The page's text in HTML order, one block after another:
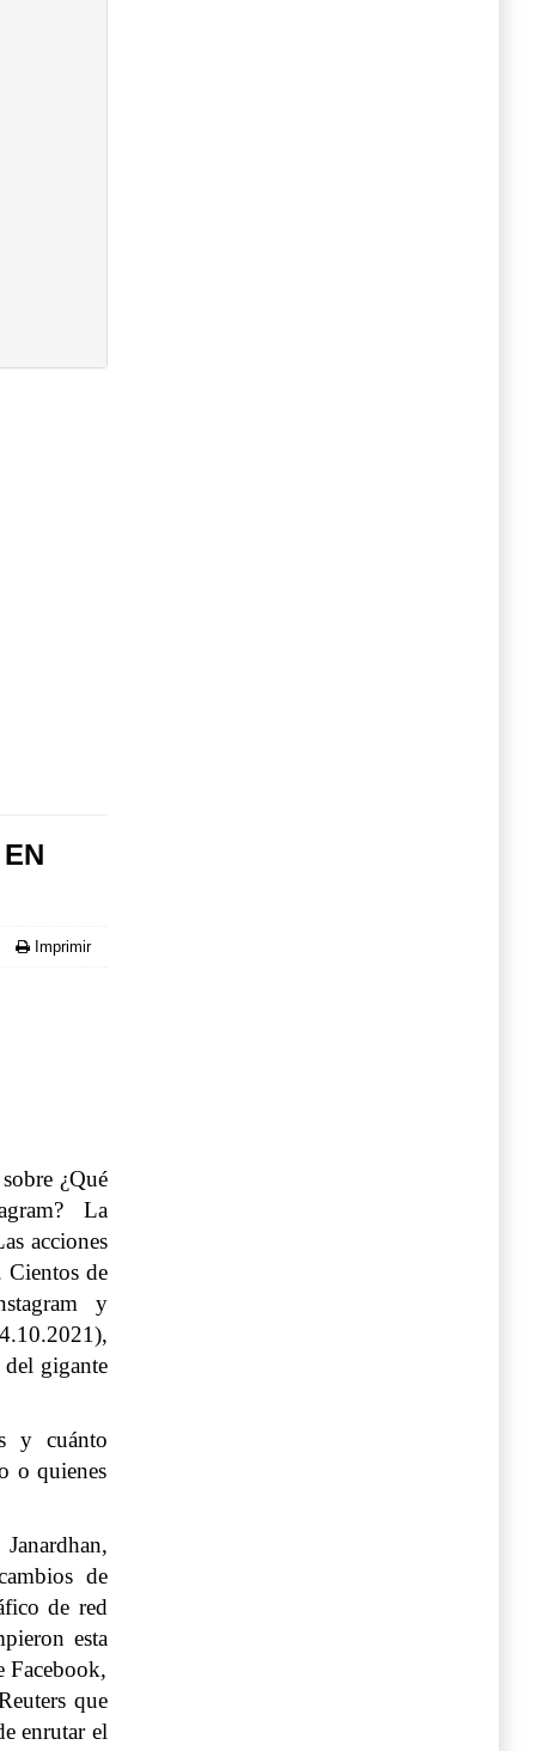
Imprimir
¿Qué
La
acciones
Cientos de
y
gigante
y cuánto
o quienes
de
de red
esta
Facebook,
que
enrutar el